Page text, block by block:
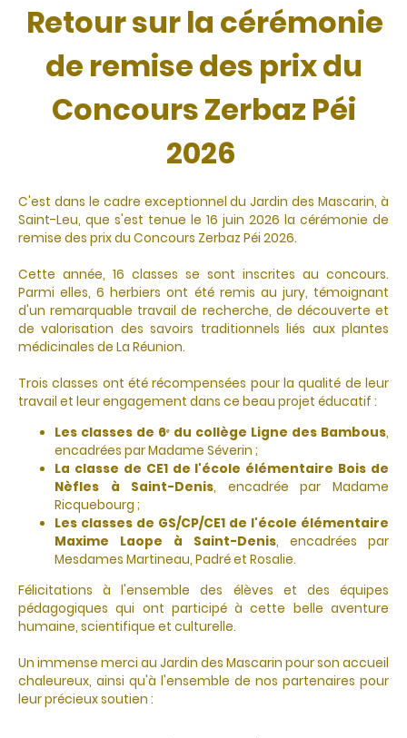
Retour sur la cérémonie
de remise des prix du
Concours Zerbaz Péi
2026
C'est dans le cadre exceptionnel du Jardin des Mascarin, à
Saint-Leu, que s'est tenue le 16 juin 2026 la cérémonie de
remise des prix du Concours Zerbaz Péi 2026.
Cette année, 16 classes se sont inscrites au concours.
Parmi elles, 6 herbiers ont été remis au jury, témoignant
d'un remarquable travail de recherche, de découverte et
de valorisation des savoirs traditionnels liés aux plantes
médicinales de La Réunion.
Trois classes ont été récompensées pour la qualité de leur
travail et leur engagement dans ce beau projet éducatif :
Les classes de 6ᵉ du collège Ligne des Bambous,
encadrées par Madame Séverin ;
La classe de CE1 de l'école élémentaire Bois de
Nèfles à Saint-Denis, encadrée par Madame
Ricquebourg ;
Les classes de GS/CP/CE1 de l'école élémentaire
Maxime Laope à Saint-Denis, encadrées par
Mesdames Martineau, Padré et Rosalie.
Félicitations à l'ensemble des élèves et des équipes
pédagogiques qui ont participé à cette belle aventure
humaine, scientifique et culturelle.
Un immense merci au Jardin des Mascarin pour son accueil
chaleureux, ainsi qu'à l'ensemble de nos partenaires pour
leur précieux soutien :